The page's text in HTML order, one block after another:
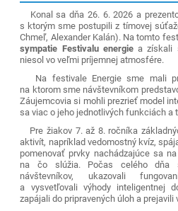
Konal sa dňa 26. 6. 2026 a
s ktorým sme postupili z tímovej
Chmeľ, Alexander Kalán). Na tomto
sympatie Festivalu energiea získali
niesol vo veľmi príjemnej atmosfére.
Na festivale Energie sme mali
na ktorom sme návštevníkom
Záujemcovia si mohli prezrieť model
sa viac o jeho jednotlivých funkciách a
Pre žiakov 7. až 8. ročníka
aktivít, napríklad vedomostný kvíz,
pomenovať prvky nachádzajúce sa
na čo slúžia. Počas celého dňa
návštevníkov, ukazovali
a vysvetľovali výhody inteligentnej
zapájali do pripravených úloh a